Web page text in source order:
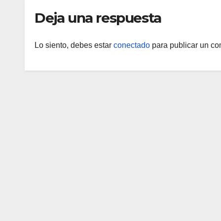
Deja una respuesta
Lo siento, debes estar conectado para publicar un